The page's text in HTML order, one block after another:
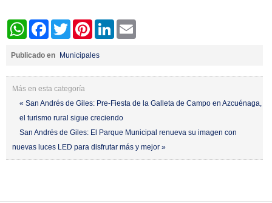
WhatsAppFacebookTwitter PinterestLinkedIn
Publicado en Municipales
Más en esta categoría
« San Andrés de Giles: Pre-Fiesta de la Galleta de Campo en Azcuénaga,
el turismo rural sigue creciendo
San Andrés de Giles: El Parque Municipal renueva su imagen con
nuevas luces LED para disfrutar más y mejor »